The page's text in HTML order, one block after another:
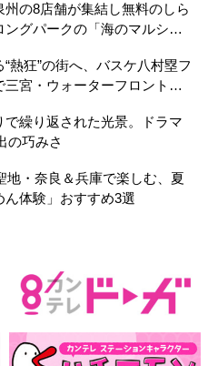
州の8店舗が集結し無料のしら
グパークの「海のマルシ
熱狂”の街へ、バスケ八村塁フ
宮・ウォーターフロントを
繰り返された光景。ドラマ
の巧みさ
地・奈良＆兵庫で楽しむ、夏
体験」おすすめ3選